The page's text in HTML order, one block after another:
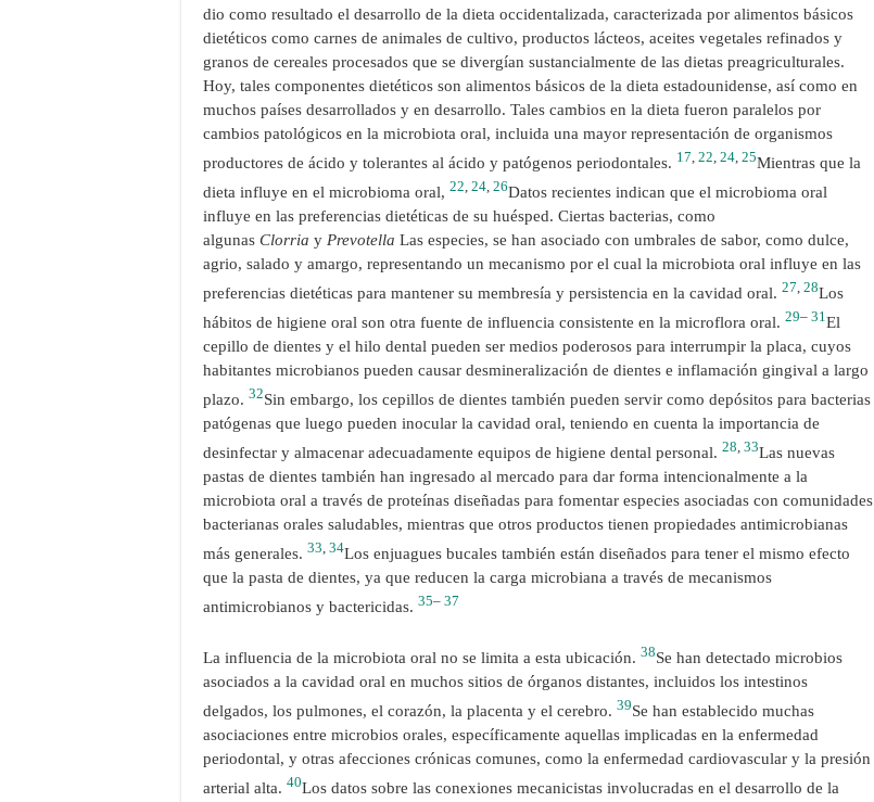
dio como resultado el desarrollo de la dieta occidentalizada, caracterizada por alimentos básicos
dietéticos como carnes de animales de cultivo, productos lácteos, aceites vegetales refinados y
granos de cereales procesados ​​que se divergían sustancialmente de las dietas preagriculturales.
Hoy, tales componentes dietéticos son alimentos básicos de la dieta estadounidense, así como en
muchos países desarrollados y en desarrollo. Tales cambios en la dieta fueron paralelos por
cambios patológicos en la microbiota oral, incluida una mayor representación de organismos
productores de ácido y tolerantes al ácido y patógenos periodontales. 17, 22, 24, 25Mientras que la
dieta influye en el microbioma oral, 22, 24, 26Datos recientes indican que el microbioma oral
influye en las preferencias dietéticas de su huésped. Ciertas bacterias, como
algunas Clorria y Prevotella Las especies, se han asociado con umbrales de sabor, como dulce,
agrio, salado y amargo, representando un mecanismo por el cual la microbiota oral influye en las
preferencias dietéticas para mantener su membresía y persistencia en la cavidad oral. 27, 28Los
hábitos de higiene oral son otra fuente de influencia consistente en la microflora oral. 29– 31El
cepillo de dientes y el hilo dental pueden ser medios poderosos para interrumpir la placa, cuyos
habitantes microbianos pueden causar desmineralización de dientes e inflamación gingival a largo
plazo. 32Sin embargo, los cepillos de dientes también pueden servir como depósitos para bacterias
patógenas que luego pueden inocular la cavidad oral, teniendo en cuenta la importancia de
desinfectar y almacenar adecuadamente equipos de higiene dental personal. 28, 33Las nuevas
pastas de dientes también han ingresado al mercado para dar forma intencionalmente a la
microbiota oral a través de proteínas diseñadas para fomentar especies asociadas con comunidades
bacterianas orales saludables, mientras que otros productos tienen propiedades antimicrobianas
más generales. 33, 34Los enjuagues bucales también están diseñados para tener el mismo efecto
que la pasta de dientes, ya que reducen la carga microbiana a través de mecanismos
antimicrobianos y bactericidas. 35– 37
La influencia de la microbiota oral no se limita a esta ubicación. 38Se han detectado microbios
asociados a la cavidad oral en muchos sitios de órganos distantes, incluidos los intestinos
delgados, los pulmones, el corazón, la placenta y el cerebro. 39Se han establecido muchas
asociaciones entre microbios orales, específicamente aquellas implicadas en la enfermedad
periodontal, y otras afecciones crónicas comunes, como la enfermedad cardiovascular y la presión
arterial alta. 40Los datos sobre las conexiones mecanicistas involucradas en el desarrollo de la